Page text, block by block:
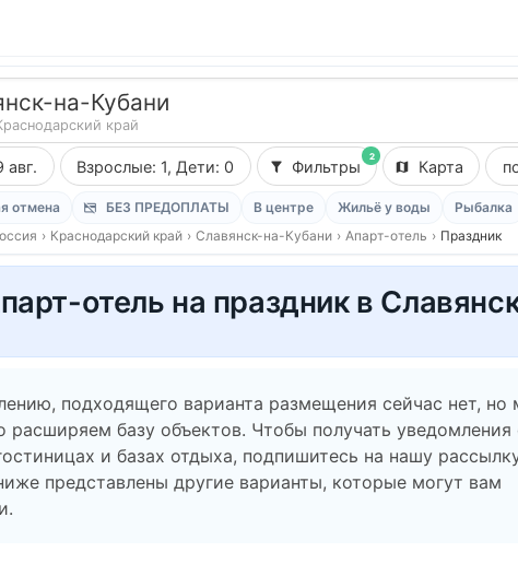
на-Кубани
край
авг. Взрослые: 1, Дети: 0
2
Фильтры Карта
отмена БЕЗ ПРЕДОПЛАТЫ В центре Жильё у воды Рыбалка
› Краснодарский край › Славянск-на-Кубани › Апарт-отель › Праздник
отель на праздник в
подходящего варианта размещения сейчас нет, но
расширяем базу объектов. Чтобы получать уведомления
и базах отдыха, подпишитесь на нашу
представлены другие варианты, которые могут вам